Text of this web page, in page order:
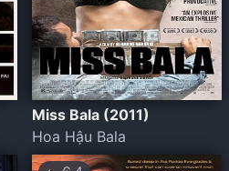
Miss Bala (2011)
Hoa Hậu Bala